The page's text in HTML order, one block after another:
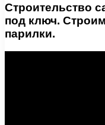
Строительство
под ключ.
парилки.